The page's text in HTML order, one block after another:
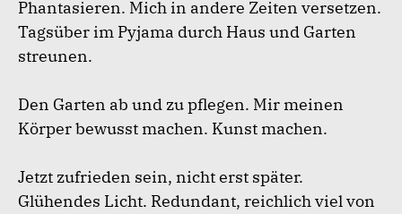
Phantasieren. Mich in andere Zeiten versetzen.
Tagsüber im Pyjama durch Haus und Garten
streunen.
Den Garten ab und zu pflegen. Mir meinen
Körper bewusst machen. Kunst machen.
Jetzt zufrieden sein, nicht erst später.
Glühendes Licht. Redundant, reichlich viel von